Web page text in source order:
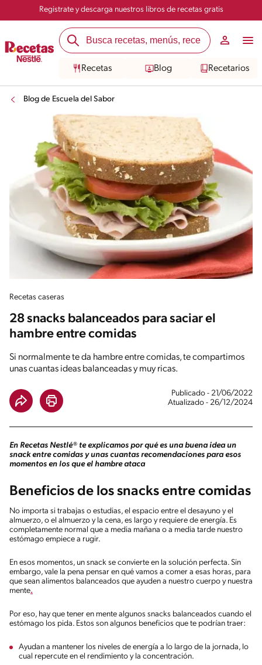
Registrate y descarga nuestros libros de recetas gratis
Recetas Blog Recetarios
Blog de Escuela del Sabor
Recetas caseras
28 snacks balanceados para saciar el
hambre entre comidas
Si normalmente te da hambre entre comidas, te compartimos
unas cuantas ideas balanceadas y muy ricas.
Publicado - 21/06/2022
Atualizado - 26/12/2024
En Recetas Nestlé® te explicamos por qué es una buena idea un
snack entre comidas y unas cuantas recomendaciones para esos
momentos en los que el hambre ataca
Beneficios de los snacks entre comidas
No importa si trabajas o estudias, el espacio entre el desayuno y el
almuerzo, o el almuerzo y la cena, es largo y requiere de energía. Es
completamente normal que a media mañana o a media tarde nuestro
estómago empiece a rugir.
En esos momentos, un snack se convierte en la solución perfecta. Sin
embargo, vale la pena pensar en qué vamos a comer a esas horas, para
que sean alimentos balanceados que ayuden a nuestro cuerpo y nuestra
mente.
Por eso, hay que tener en mente algunos snacks balanceados cuando el
estómago los pida. Estos son algunos beneficios que te podrían traer:
Ayudan a mantener los niveles de energía a lo largo de la jornada, lo
cual repercute en el rendimiento y la concentración.